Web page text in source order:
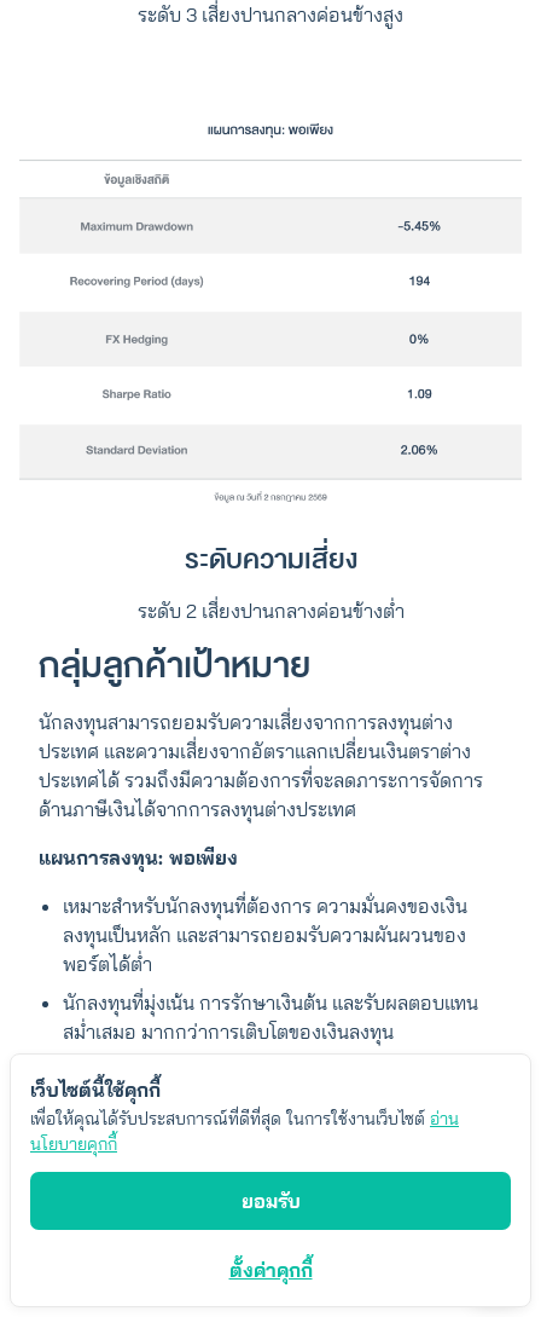
ระดับ 3 เสี่ยงปานกลางค่อนข้างสูง
ระดับความเสี่ยง
ระดับ 2 เสี่ยงปานกลางค่อนข้างต่ำ
กลุ่มลูกค้าเป้าหมาย
นักลงทุนสามารถยอมรับความเสี่ยงจากการลงทุนต่าง
ประเทศ และความเสี่ยงจากอัตราแลกเปลี่ยนเงินตราต่าง
ประเทศได้ รวมถึงมีความต้องการที่จะลดภาระการจัดการ
ด้านภาษีเงินได้จากการลงทุนต่างประเทศ
แผนการลงทุน: พอเพียง
เหมาะสำหรับนักลงทุนที่ต้องการ ความมั่นคงของเงิน
ลงทุนเป็นหลัก และสามารถยอมรับความผันผวนของ
พอร์ตได้ต่ำ
นักลงทุนที่มุ่งเน้น การรักษาเงินต้น และรับผลตอบแทน
สม่ำเสมอ มากกว่าการเติบโตของเงินลงทุน
เหมาะกับ นักลงทุนที่ใกล้เกษียณ หรือมีระยะเวลาลงทุน
สั้น ที่ต้องการลดความเสี่ยงของพอร์ต
สามารถยอมรับความเสี่ยงจากอัตราแลกเปลี่ยนเงินตรา
ต่างประเทศได้
เหมาะสำหรับนักลงทุนที่ต้องการ ผลตอบแทนในระยะ
ยาว และสามารถรับความเสี่ยงได้ปานกลาง
เว็บไซต์นี้ใช้คุกกี้
เพื่อให้คุณได้รับประสบการณ์ที่ดีที่สุด ในการใช้งานเว็บไซต์ อ่าน
นโยบายคุกกี้
ยอมรับ
ตั้งค่าคุกกี้